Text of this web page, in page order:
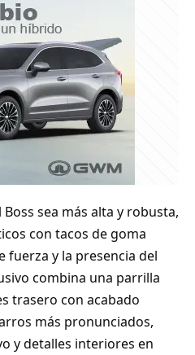
Boss sea más alta y robusta,
con tacos de goma
fuerza y la presencia del
combina una parrilla
trasero con acabado
más pronunciados,
y detalles interiores en